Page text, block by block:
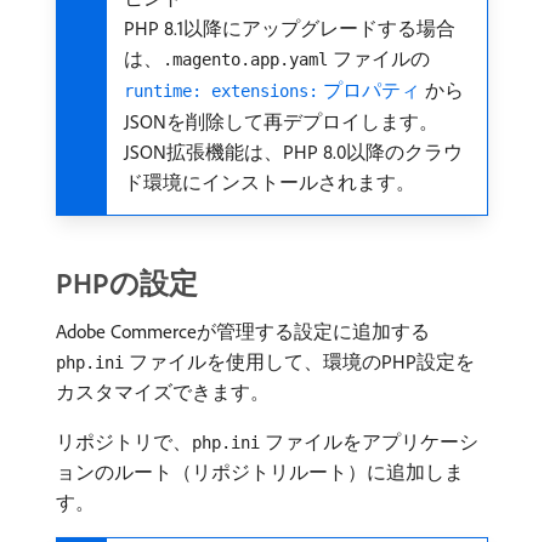
PHP 8.1以降にアップグレードする場合
は、
.magento.app.yaml ファイルの
runtime: extensions: プロパティ ​ から
JSONを削除して再デプロイします。
JSON拡張機能は、PHP 8.0以降のクラウ
ド環境にインストールされます。
PHPの設定
Adobe Commerceが管理する設定に追加する
php.ini ファイルを使用して、環境のPHP設定を
カスタマイズできます。
リポジトリで、 php.ini ファイルをアプリケーシ
ョンのルート（リポジトリルート）に追加しま
す。